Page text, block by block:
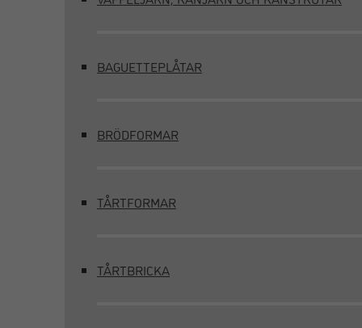
BAGUETTEPLÅTAR
BRÖDFORMAR
TÅRTFORMAR
TÅRTBRICKA